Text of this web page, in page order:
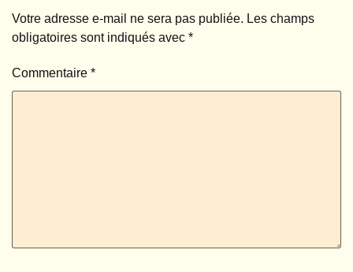
Votre adresse e-mail ne sera pas publiée. Les champs
obligatoires sont indiqués avec *
Commentaire *